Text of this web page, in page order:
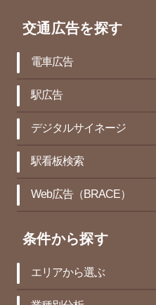
交通広告を探す
電車広告
駅広告
デジタルサイネージ
駅看板検索
Web広告（BRACE）
条件から探す
エリアから選ぶ